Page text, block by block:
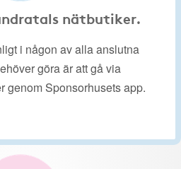
nätbutiker.
i någon av alla anslutna
göra är att gå via
genom Sponsorhusets app.